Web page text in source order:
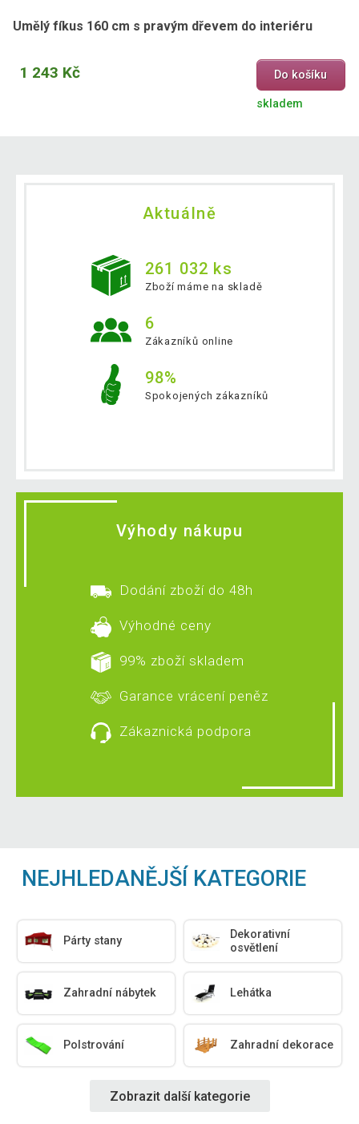
Umělý fíkus 160 cm s pravým dřevem do interiéru
1 243 Kč Do košíku
skladem
Aktuálně
261 032 ks
Zboží máme na skladě
6
Zákazníků online
98%
Spokojených zákazníků
Výhody nákupu
Dodání zboží do 48h
Výhodné ceny
99% zboží skladem
Garance vrácení peněz
Zákaznická podpora
NEJHLEDANĚJŠÍ KATEGORIE
Párty stany
Dekorativní
osvětlení
Zahradní nábytek Lehátka
Polstrování Zahradní dekorace
Zobrazit další kategorie